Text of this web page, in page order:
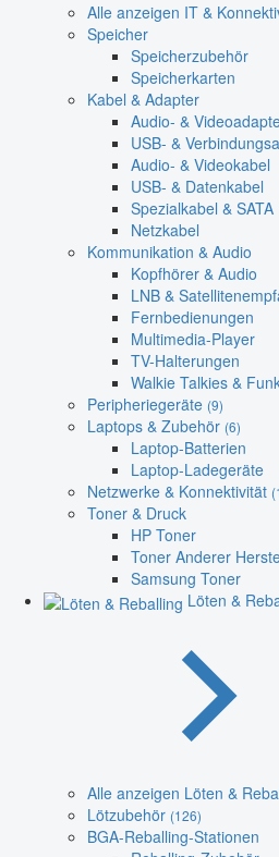
Alle anzeigen IT &
Speicher
Speicherzubehör
Speicherkarten
Kabel & Adapter
Audio- &
USB- &
Audio- & Videokabel
USB- & Datenkabel
Spezialkabel & SATA
Netzkabel
Kommunikation & Audio
Kopfhörer & Audio
LNB &
Fernbedienungen
Multimedia-Player
TV-Halterungen
Walkie Talkies &
Peripheriegeräte (9)
Laptops & Zubehör (6)
Laptop-Batterien
Laptop-Ladegeräte
Netzwerke & Konnektivität
Toner & Druck
HP Toner
Toner Anderer
Samsung Toner
Löten &
Alle anzeigen Löten &
Lötzubehör (126)
BGA-Reballing-Stationen